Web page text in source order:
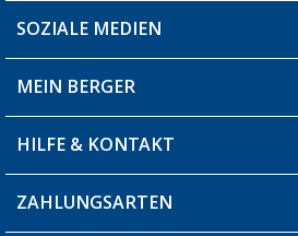
Du hast eine Frage?
Filiale finden
SOZIALE MEDIEN
MEIN BERGER
Blog
Produkttester
HILFE & KONTAKT
Fragen & Antworten / FAQ
ZAHLUNGSARTEN